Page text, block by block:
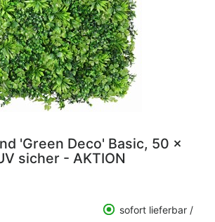
'Green Deco' Basic, 50 x
sicher - AKTION
sofort lieferbar /